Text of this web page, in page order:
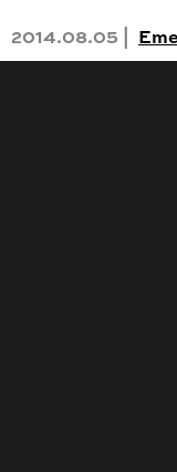
2014.08.05 |